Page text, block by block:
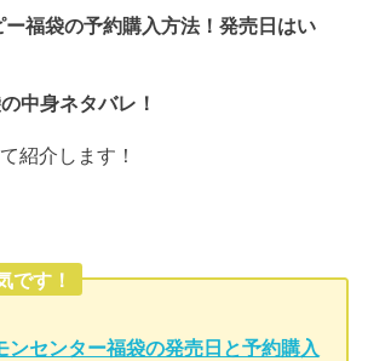
福袋の予約購入方法！発売日はい
中身ネタバレ！
紹介します！
です！
ンセンター福袋の発売日と予約購入